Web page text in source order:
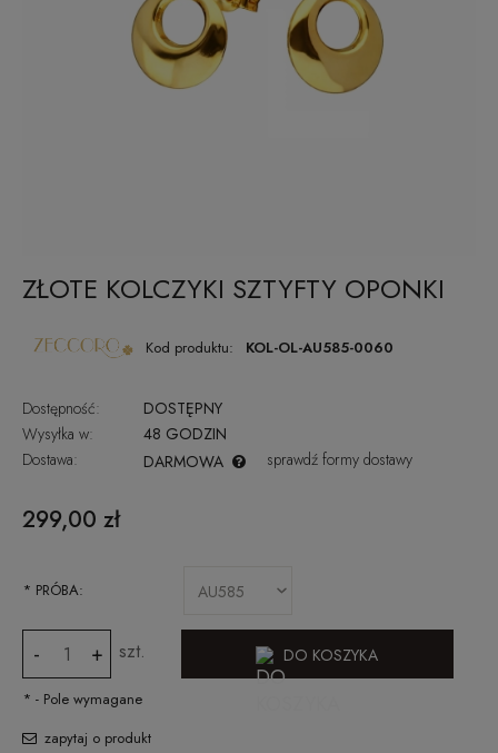
ZŁOTE KOLCZYKI SZTYFTY OPONKI
Kod produktu: KOL-OL-AU585-0060
Dostępność:
DOSTĘPNY
Wysyłka w:
48 GODZIN
Dostawa:
DARMOWA sprawdź formy dostawy
299,00 zł
* PRÓBA:
- + szt. DO KOSZYKA
* - Pole wymagane
zapytaj o produkt